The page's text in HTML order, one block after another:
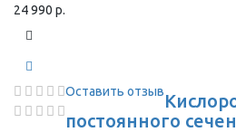
24 990 р.
Оставить отзыв
постоянного